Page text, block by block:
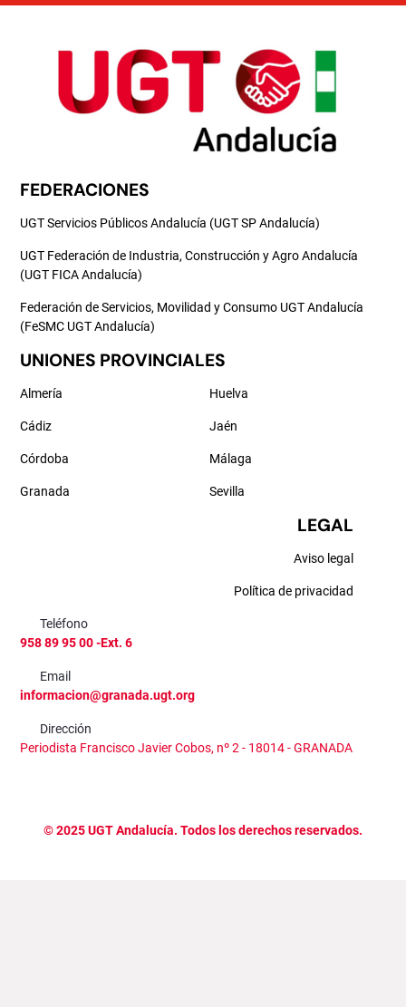
FEDERACIONES
UGT Servicios Públicos Andalucía (UGT SP Andalucía)
UGT Federación de Industria, Construcción y Agro Andalucía
(UGT FICA Andalucía)
Federación de Servicios, Movilidad y Consumo UGT Andalucía
(FeSMC UGT Andalucía)
UNIONES PROVINCIALES
Almería
Cádiz
Córdoba
Granada
Huelva
Jaén
Málaga
Sevilla
LEGAL
Aviso legal
Política de privacidad
Teléfono
958 89 95 00 -Ext. 6
Email
informacion@granada.ugt.org
Dirección
Periodista Francisco Javier Cobos, nº 2 - 18014 - GRANADA
©2025UGT Andalucía. Todos los derechos reservados.